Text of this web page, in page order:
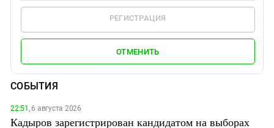
РЕГИСТРАЦИЯ
ОТМЕНИТЬ
СОБЫТИЯ
22:51,6 августа 2026
Кадыров зарегистрирован кандидатом на выборах